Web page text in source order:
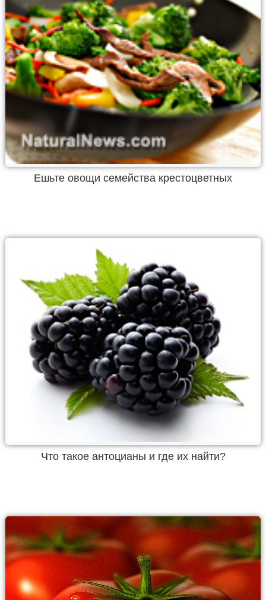
Ешьте овощи семейства крестоцветных
Что такое антоцианы и где их найти?